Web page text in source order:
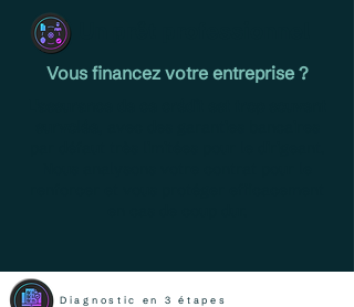
Vous financez votre entreprise ?
Diagnostic en 3 étapes